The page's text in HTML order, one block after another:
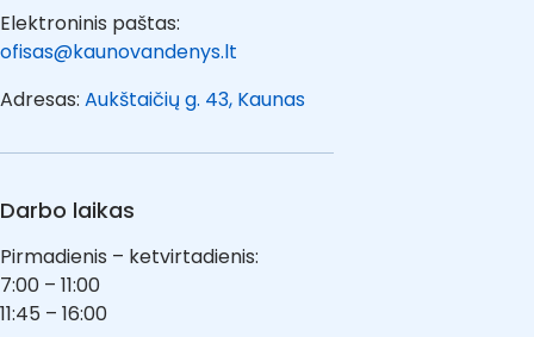
Elektroninis paštas:
ofisas@kaunovandenys.lt
Adresas: Aukštaičių g. 43, Kaunas
Darbo laikas
Pirmadienis – ketvirtadienis:
7:00 – 11:00
11:45 – 16:00